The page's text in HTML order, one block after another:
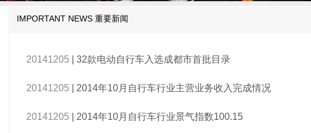
IMPORTANT NEWS 重要新闻
20141205 32款电动自行车入选成都市首批目录
20141205 2014年10月自行车行业主营业务收入完成情况
20141205 2014年10月自行车行业景气指数100.15